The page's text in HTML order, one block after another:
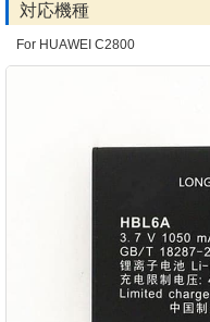
対応機種
For HUAWEI C2800